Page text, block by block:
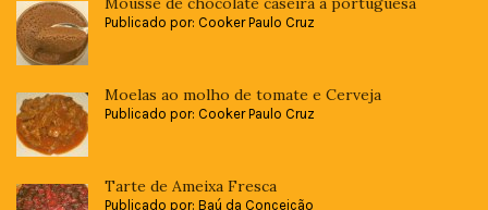
Publicado por: Cooker Paulo Cruz
Moelas ao molho de tomate e Cerveja
Publicado por: Cooker Paulo Cruz
Tarte de Ameixa Fresca
Publicado por: Baú da Conceição